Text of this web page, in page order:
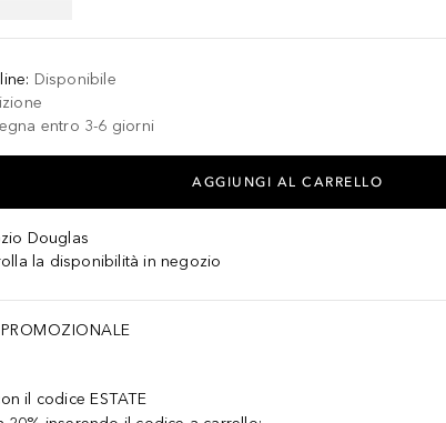
: Disponibile
entro 3-6 giorni
AGGIUNGI AL CARRELLO
Douglas
la disponibilità in negozio
il codice ESTATE